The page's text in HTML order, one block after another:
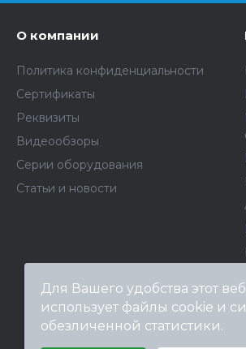
О компании
Политика конфиденциальности
Сертификаты
Реквизиты
Видеообзоры
Серии оборудования
Статьи и новости
Для Вашего удобства этот
использует файлы cookie и
обезличенной статистики.